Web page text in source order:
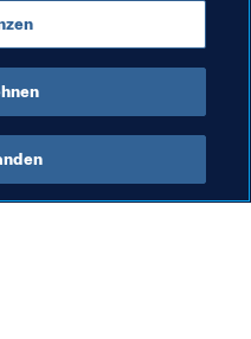
China 2007